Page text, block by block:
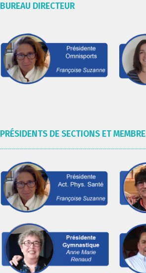
BUREAU DIRECTEUR
PRÉSIDENTS DE SECTIONS ET